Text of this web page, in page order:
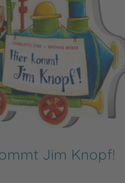
Jim Knopf!